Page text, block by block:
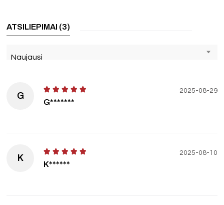
ATSILIEPIMAI (3)
Naujausi
G
G*******
2025-08-29
K
K******
2025-08-10